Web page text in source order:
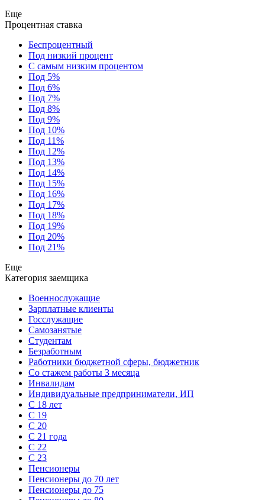
Еще
Процентная ставка
Беспроцентный
Под низкий процент
С самым низким процентом
Под 5%
Под 6%
Под 7%
Под 8%
Под 9%
Под 10%
Под 11%
Под 12%
Под 13%
Под 14%
Под 15%
Под 16%
Под 17%
Под 18%
Под 19%
Под 20%
Под 21%
Еще
Категория заемщика
Военнослужащие
Зарплатные клиенты
Госслужащие
Самозанятые
Студентам
Безработным
Работники бюджетной сферы, бюджетник
Cо стажем работы 3 месяца
Инвалидам
Индивидуальные предприниматели, ИП
С 18 лет
С 19
С 20
С 21 года
С 22
С 23
Пенсионеры
Пенсионеры до 70 лет
Пенсионеры до 75